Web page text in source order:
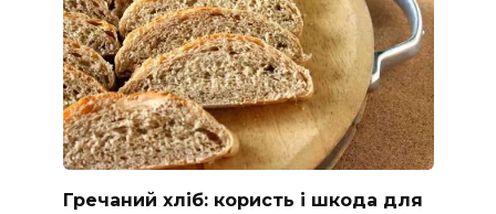
Гречаний хліб: користь і шкода для